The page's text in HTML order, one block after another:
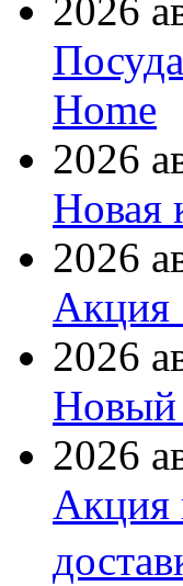
2026
Home
2026
Новая
2026
Акция
2026
Новый
2026
Акция